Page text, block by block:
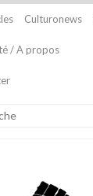
Culturonews
/ A propos